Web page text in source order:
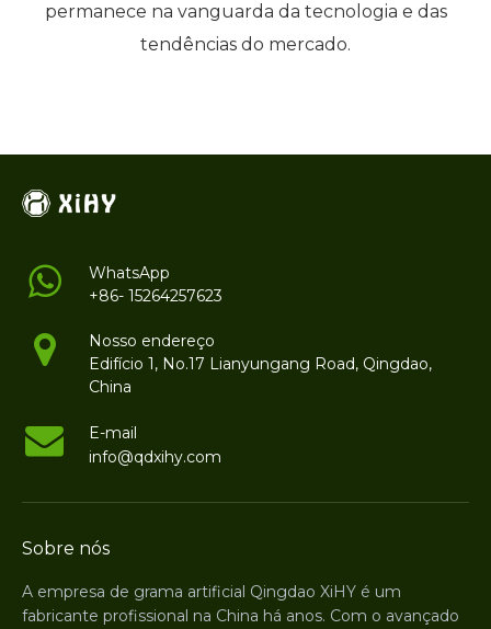
permanece na vanguarda da tecnologia e das
tendências do mercado.
WhatsApp
+86- 15264257623
Nosso endereço
Edifício 1, No.17 Lianyungang Road, Qingdao,
China
E-mail
info@qdxihy.com
Sobre nós
A empresa de grama artificial Qingdao XiHY é um
fabricante profissional na China há anos. Com o avançado